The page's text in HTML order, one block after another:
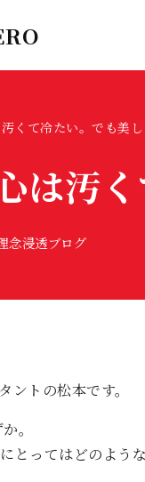
汚くて冷たい。でも美し
は汚
念浸透ブログ
ントの松本です。
。
とってはどのよう